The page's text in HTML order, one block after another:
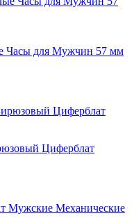
Часы для Мужчин 57 мм
Циферблат